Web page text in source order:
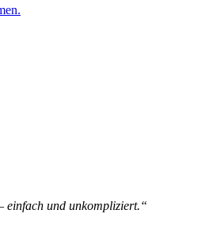
einfach und unkompliziert.“